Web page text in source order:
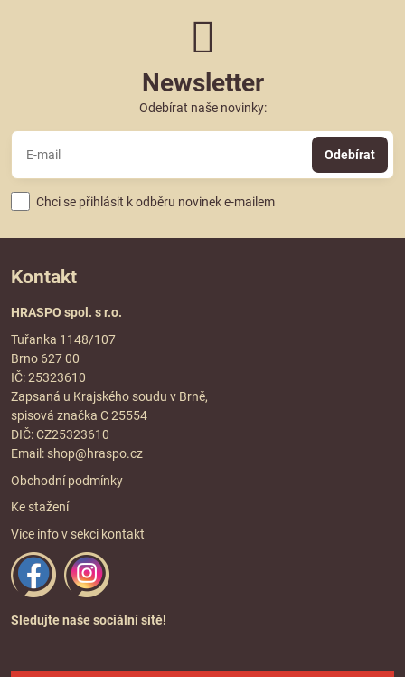
Newsletter
Odebírat naše novinky:
Odebírat
Chci se přihlásit k odběru novinek e-mailem
Kontakt
HRASPO spol. s r.o.
Tuřanka 1148/107
Brno 627 00
IČ: 25323610
Zapsaná u Krajského soudu v Brně,
spisová značka C 25554
DIČ: CZ25323610
Email: shop@hraspo.cz
Obchodní podmínky
Ke stažení
Více info v sekci kontakt
Sledujte naše sociální sítě!